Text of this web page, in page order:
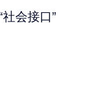
会接口”